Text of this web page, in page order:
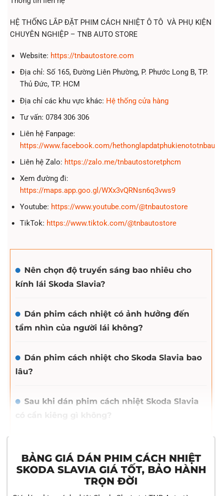
HỆ THỐNG LẮP ĐẶT PHIM CÁCH NHIỆT Ô TÔ VÀ PHỤ KIỆN
CHUYÊN NGHIỆP – TNB AUTO STORE
Website: https://tnbautostore.com
Địa chỉ: Số 165, Đường Liên Phường, P. Phước Long B, TP.
Thủ Đức, TP. HCM
Địa chỉ các khu vực khác: Hệ thống cửa hàng
Tư vấn: 0784 306 306
Liên hệ Fanpage:
https://www.facebook.com/
Liên hệ Zalo: https://zalo.me/tnbautostoretphcm
Xem đường đi:
https://maps.app.goo.gl/WXx3vQRNsn6q3vws9
Youtube: https://www.youtube.com/@tnbautostore
TikTok: https://www.tiktok.com/@tnbautostore
Nên chọn độ truyền sáng bao nhiêu cho
kính lái Skoda Slavia?
Dán phim cách nhiệt có ảnh hưởng đến
tầm nhìn của người lái không?
Dán phim cách nhiệt cho Skoda Slavia bao
lâu?
Sau khi dán phim cách nhiệt Skoda Slavia
BẢNG GIÁ DÁN PHIM CÁCH NHIỆT
SKODA SLAVIA GIÁ TỐT, BẢO HÀNH
TRỌN ĐỜI